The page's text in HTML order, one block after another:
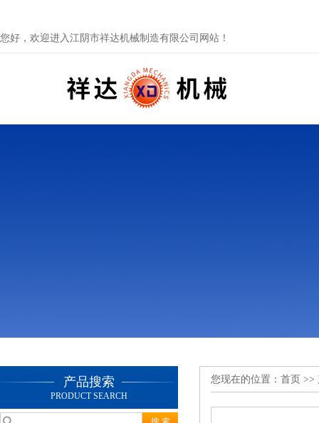
您好，欢迎进入江阴市祥达机械制造有限公司网站！
产品搜索
PRODUCT SEARCH
您现在的位置： 首页 >>